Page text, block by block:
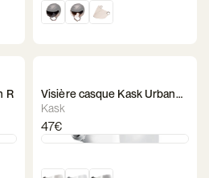
R
Visière casque Kask Urban
Lifestyle
Kask
47€